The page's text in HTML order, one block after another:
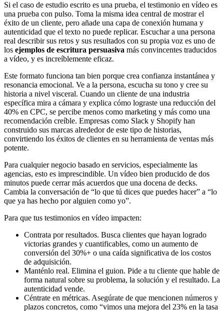
Si el caso de estudio escrito es una prueba, el testimonio en vídeo es
una prueba con pulso. Toma la misma idea central de mostrar el
éxito de un cliente, pero añade una capa de conexión humana y
autenticidad que el texto no puede replicar. Escuchar a una persona
real describir sus retos y sus resultados con su propia voz es uno de
los ejemplos de escritura persuasiva más convincentes traducidos
a vídeo, y es increíblemente eficaz.
Este formato funciona tan bien porque crea confianza instantánea y
resonancia emocional. Ve a la persona, escucha su tono y cree su
historia a nivel visceral. Cuando un cliente de una industria
específica mira a cámara y explica cómo lograste una reducción del
40% en CPC, se percibe menos como marketing y más como una
recomendación creíble. Empresas como Slack y Shopify han
construido sus marcas alrededor de este tipo de historias,
convirtiendo los éxitos de clientes en su herramienta de ventas más
potente.
Para cualquier negocio basado en servicios, especialmente las
agencias, esto es imprescindible. Un vídeo bien producido de dos
minutos puede cerrar más acuerdos que una docena de decks.
Cambia la conversación de “lo que tú dices que puedes hacer” a “lo
que ya has hecho por alguien como yo”.
Para que tus testimonios en vídeo impacten:
Contrata por resultados. Busca clientes que hayan logrado
victorias grandes y cuantificables, como un aumento de
conversión del 30%+ o una caída significativa de los costos
de adquisición.
Manténlo real. Elimina el guion. Pide a tu cliente que hable de
forma natural sobre su problema, la solución y el resultado. La
autenticidad vende.
Céntrate en métricas. Asegúrate de que mencionen números y
plazos concretos, como “vimos una mejora del 23% en la tasa